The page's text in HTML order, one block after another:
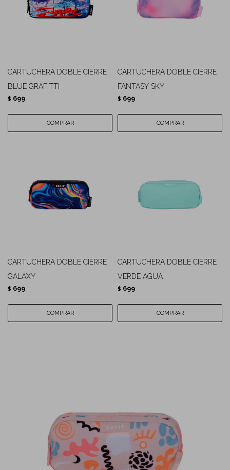
CARTUCHERA DOBLE CIERRE
BLUE GRAFITTI
$ 699
CARTUCHERA DOBLE CIERRE
FANTASY SKY
$ 699
CARTUCHERA DOBLE CIERRE
GALAXY
$ 699
CARTUCHERA DOBLE CIERRE
VERDE AGUA
$ 699